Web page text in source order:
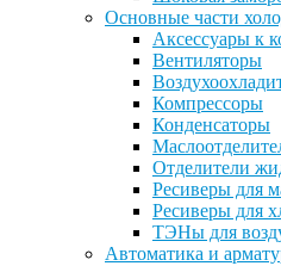
Основные части
Аксессуары к
Вентиляторы
Компрессоры
Конденсаторы
Отделители
Ресиверы для
Ресиверы для
ТЭНы для
Автоматика и